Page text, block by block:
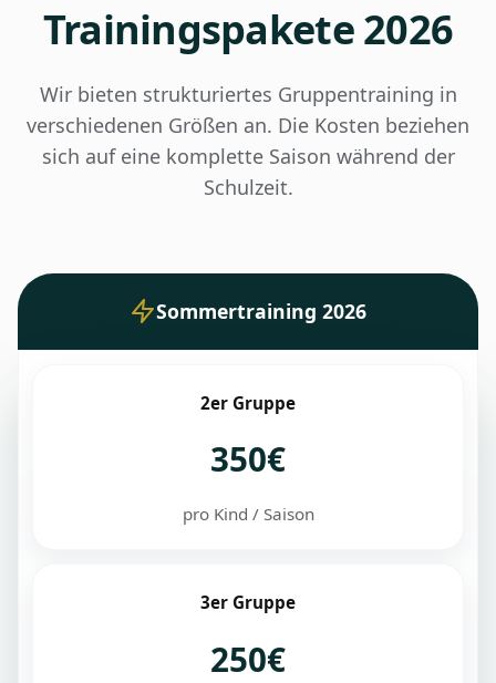
Trainingspakete 2026
Wir bieten strukturiertes Gruppentraining in
verschiedenen Größen an. Die Kosten beziehen
sich auf eine komplette Saison während der
Schulzeit.
Sommertraining 2026
2er Gruppe
350€
pro Kind / Saison
3er Gruppe
250€